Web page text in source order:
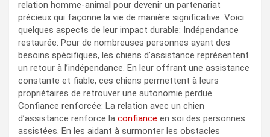
relation homme-animal pour devenir un partenariat
précieux qui façonne la vie de manière significative. Voici
quelques aspects de leur impact durable: Indépendance
restaurée: Pour de nombreuses personnes ayant des
besoins spécifiques, les chiens d’assistance représentent
un retour à l’indépendance. En leur offrant une assistance
constante et fiable, ces chiens permettent à leurs
propriétaires de retrouver une autonomie perdue.
Confiance renforcée: La relation avec un chien
d’assistance renforce la confiance en soi des personnes
assistées. En les aidant à surmonter les obstacles